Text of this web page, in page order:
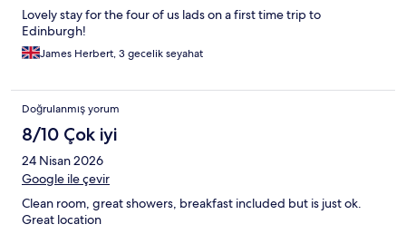
Lovely stay for the four of us lads on a first time trip to
Edinburgh!
James Herbert, 3 gecelik seyahat
Doğrulanmış yorum
8/10 Çok iyi
24 Nisan 2026
Google ile çevir
Clean room, great showers, breakfast included but is just ok.
Great location